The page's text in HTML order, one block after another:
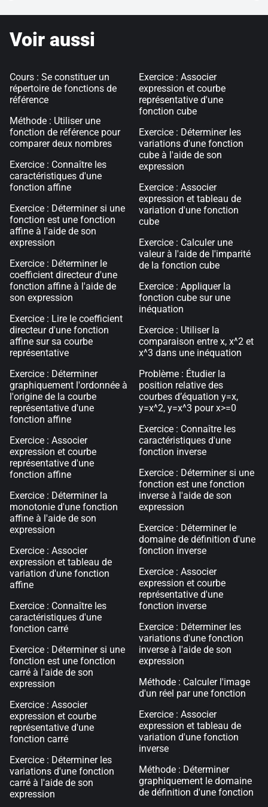
Voir aussi
Cours : Se constituer un
répertoire de fonctions de
référence
Méthode : Utiliser une
fonction de référence pour
comparer deux nombres
Exercice : Connaître les
caractéristiques d'une
fonction affine
Exercice : Déterminer si une
fonction est une fonction
affine à l'aide de son
expression
Exercice : Déterminer le
coefficient directeur d'une
fonction affine à l'aide de
son expression
Exercice : Lire le coefficient
directeur d'une fonction
affine sur sa courbe
représentative
Exercice : Déterminer
graphiquement l'ordonnée à
l'origine de la courbe
représentative d'une
fonction affine
Exercice : Associer
expression et courbe
représentative d'une
fonction affine
Exercice : Déterminer la
monotonie d'une fonction
affine à l'aide de son
expression
Exercice : Associer
expression et tableau de
variation d'une fonction
affine
Exercice : Connaître les
caractéristiques d'une
fonction carré
Exercice : Déterminer si une
fonction est une fonction
carré à l'aide de son
expression
Exercice : Associer
expression et courbe
représentative d'une
fonction carré
Exercice : Déterminer les
variations d'une fonction
carré à l'aide de son
expression
Exercice : Associer
expression et courbe
représentative d'une
fonction cube
Exercice : Déterminer les
variations d'une fonction
cube à l'aide de son
expression
Exercice : Associer
expression et tableau de
variation d'une fonction
cube
Exercice : Calculer une
valeur à l'aide de l'imparité
de la fonction cube
Exercice : Appliquer la
fonction cube sur une
inéquation
Exercice : Utiliser la
comparaison entre x, x^2 et
x^3 dans une inéquation
Problème : Étudier la
position relative des
courbes d’équation y=x,
y=x^2, y=x^3 pour x>=0
Exercice : Connaître les
caractéristiques d'une
fonction inverse
Exercice : Déterminer si une
fonction est une fonction
inverse à l'aide de son
expression
Exercice : Déterminer le
domaine de définition d'une
fonction inverse
Exercice : Associer
expression et courbe
représentative d'une
fonction inverse
Exercice : Déterminer les
variations d'une fonction
inverse à l'aide de son
expression
Méthode : Calculer l'image
d'un réel par une fonction
Exercice : Associer
expression et tableau de
variation d'une fonction
inverse
Méthode : Déterminer
graphiquement le domaine
de définition d'une fonction